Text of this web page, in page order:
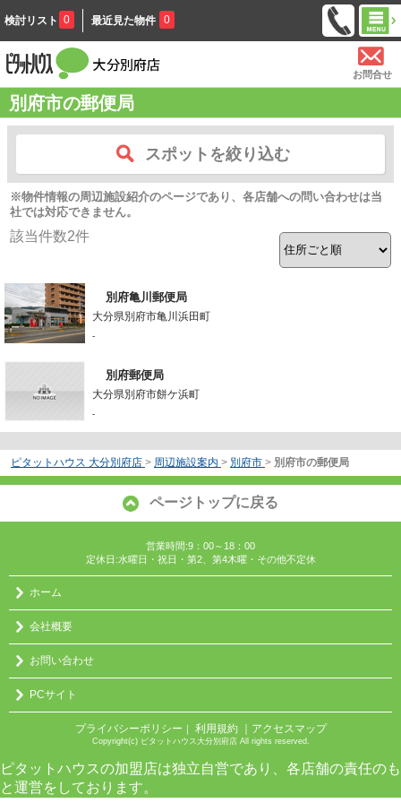
検討リスト 0 最近見た物件 0
お問合せ
別府市の郵便局
スポットを絞り込む
※物件情報の周辺施設紹介のページであり、各店舗への問い合わせは当
社では対応できません。
該当件数2件
別府亀川郵便局
大分県別府市亀川浜田町
-
別府郵便局
大分県別府市餅ケ浜町
-
ピタットハウス 大分別府店 > 周辺施設案内 > 別府市 > 別府市の郵便局
ページトップに戻る
営業時間:9：00～18：00
定休日:水曜日・祝日・第2、第4木曜・その他不定休
ホーム
会社概要
お問い合わせ
PCサイト
プライバシーポリシー ｜ 利用規約 ｜アクセスマップ
Copyright(c) ピタットハウス大分別府店 All rights reserved.
ピタットハウスの加盟店は独立自営であり、各店舗の責任のも
と運営をしております。